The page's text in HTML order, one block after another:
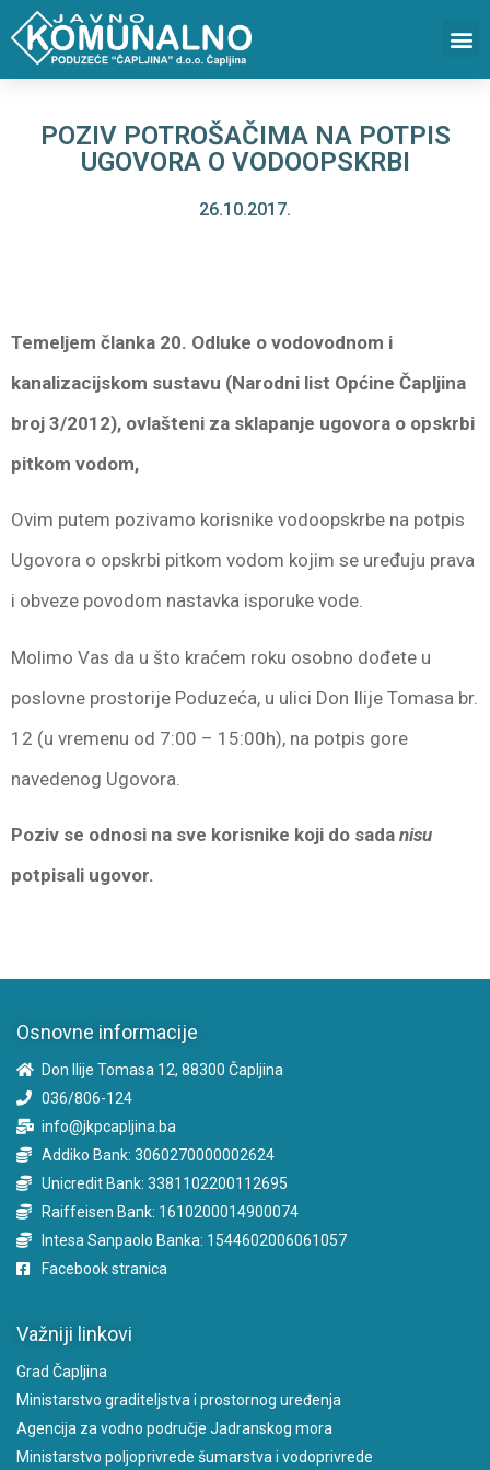
POZIV POTROŠAČIMA NA POTPIS
UGOVORA O VODOOPSKRBI
26.10.2017.
Temeljem članka 20. Odluke o vodovodnom i
kanalizacijskom sustavu (Narodni list Općine Čapljina
broj 3/2012), ovlašteni za sklapanje ugovora o opskrbi
pitkom vodom,
Ovim putem pozivamo korisnike vodoopskrbe na potpis
Ugovora o opskrbi pitkom vodom kojim se uređuju prava
i obveze povodom nastavka isporuke vode.
Molimo Vas da u što kraćem roku osobno dođete u
poslovne prostorije Poduzeća, u ulici Don Ilije Tomasa br.
12 (u vremenu od 7:00 – 15:00h), na potpis gore
navedenog Ugovora.
Poziv se odnosi na sve korisnike koji do sada nisu
potpisali ugovor.
Osnovne informacije
Don Ilije Tomasa 12, 88300 Čapljina
036/806-124
info@jkpcapljina.ba
Addiko Bank: 3060270000002624
Unicredit Bank: 3381102200112695
Raiffeisen Bank: 1610200014900074
Intesa Sanpaolo Banka: 1544602006061057
Facebook stranica
Važniji linkovi
Grad Čapljina
Ministarstvo graditeljstva i prostornog uređenja
Agencija za vodno područje Jadranskog mora
Ministarstvo poljoprivrede šumarstva i vodoprivrede